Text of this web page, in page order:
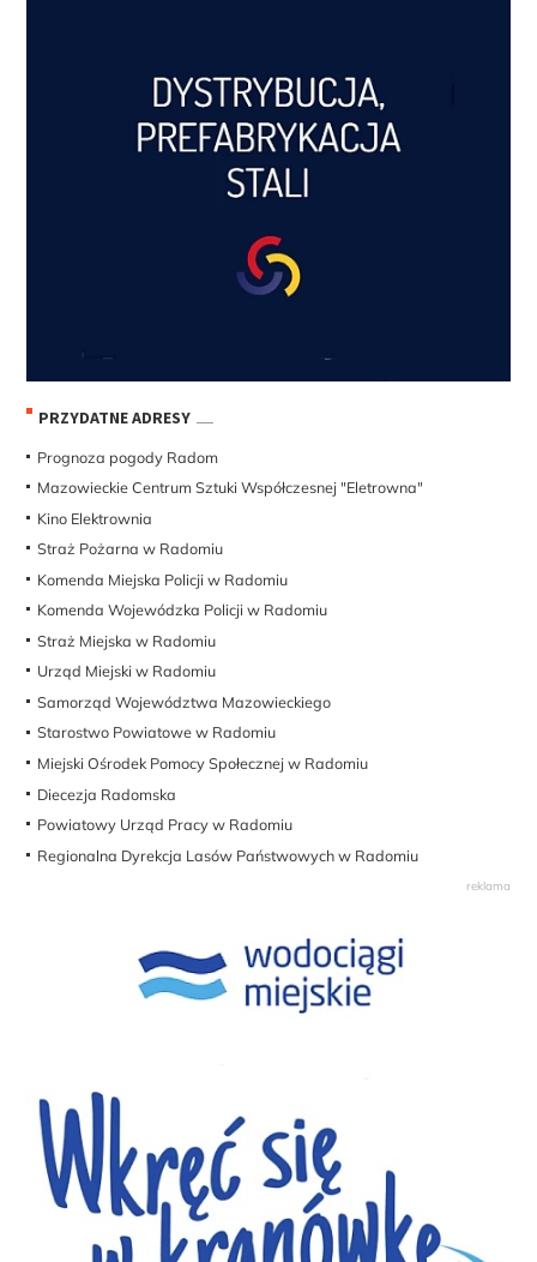
PRZYDATNE ADRESY
Prognoza pogody Radom
Mazowieckie Centrum Sztuki Współczesnej "Eletrowna"
Kino Elektrownia
Straż Pożarna w Radomiu
Komenda Miejska Policji w Radomiu
Komenda Wojewódzka Policji w Radomiu
Straż Miejska w Radomiu
Urząd Miejski w Radomiu
Samorząd Województwa Mazowieckiego
Starostwo Powiatowe w Radomiu
Miejski Ośrodek Pomocy Społecznej w Radomiu
Diecezja Radomska
Powiatowy Urząd Pracy w Radomiu
Regionalna Dyrekcja Lasów Państwowych w Radomiu